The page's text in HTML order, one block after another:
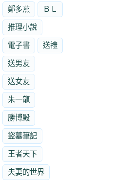
鄭多燕 ＢＬ
推理小說
電子書 送禮
送男友
送女友
朱一龍
勝博殿
盜墓筆記
王者天下
夫妻的世界